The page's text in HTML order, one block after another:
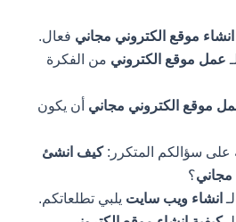
موقع الكتروني مجانيفعال.
عمل موقع الكترونيمن الفكرة
موقع الكتروني مجانيأن يكون
على سؤالكم المتكرر: كيف انشئ
؟
انشاء ويب سايتيلبي تطلعاتكم.